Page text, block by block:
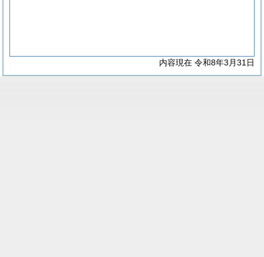
内容現在 令和8年3月31日